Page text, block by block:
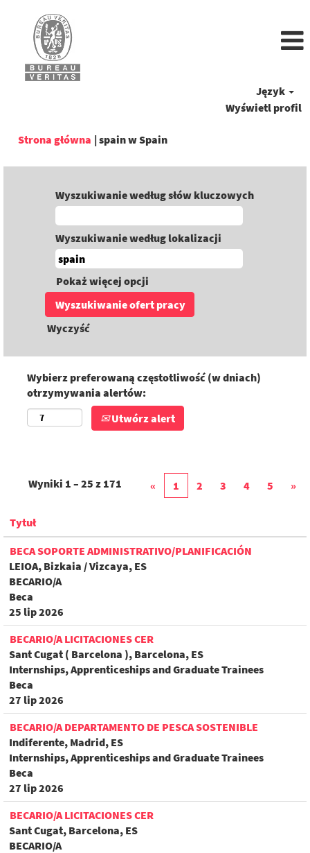
Język
Wyświetl profil
Strona główna | spain w Spain(bieżąca
Wyszukiwanie według słów kluczowych
Wyszukiwanie według lokalizacji
Pokaż więcej opcji
Wyczyść
Wybierz preferowaną częstotliwość (w dniach)
otrzymywania alertów:
Utwórz alert
Wyniki 1 – 25 z 171 « 1 2 3 4 5 »
Tytuł
BECA SOPORTE ADMINISTRATIVO/PLANIFICACIÓN
LEIOA, Bizkaia / Vizcaya, ES
BECARIO/A
Beca
25 lip 2026
BECARIO/A LICITACIONES CER
Sant Cugat ( Barcelona ), Barcelona, ES
Internships, Apprenticeships and Graduate Trainees
Beca
27 lip 2026
BECARIO/A DEPARTAMENTO DE PESCA SOSTENIBLE
Indiferente, Madrid, ES
Internships, Apprenticeships and Graduate Trainees
Beca
27 lip 2026
BECARIO/A LICITACIONES CER
Sant Cugat, Barcelona, ES
BECARIO/A